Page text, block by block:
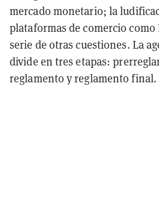
mercado monetario; la
plataformas de comercio
serie de otras cuestiones. La
divide en tres etapas:
reglamento y reglamento final.